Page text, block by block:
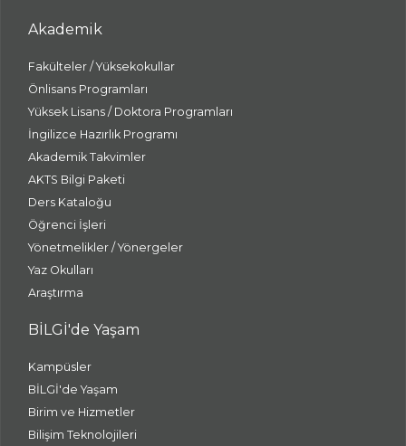
Akademik
Fakülteler / Yüksekokullar
Önlisans Programları
Yüksek Lisans / Doktora Programları
İngilizce Hazırlık Programı
Akademik Takvimler
AKTS Bilgi Paketi
Ders Kataloğu
Öğrenci İşleri
Yönetmelikler / Yönergeler
Yaz Okulları
Araştırma
BİLGİ'de Yaşam
Kampüsler
BİLGİ'de Yaşam
Birim ve Hizmetler
Bilişim Teknolojileri